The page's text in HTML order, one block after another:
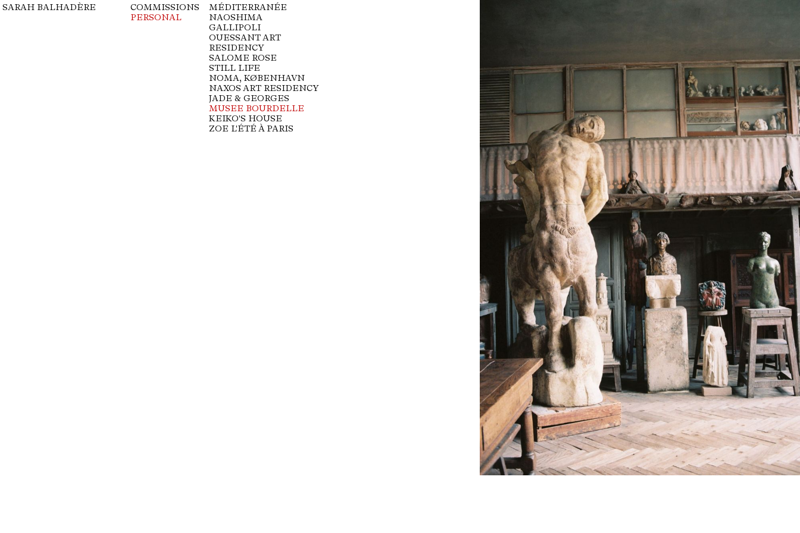
SARAH BALHADÈRE
COMMISSIONS
PERSONAL
MÉDITERRANÉE
NAOSHIMA
GALLIPOLI
OUESSANT ART
RESIDENCY
SALOME ROSE
STILL LIFE
NOMA, KØBENHAVN
NAXOS ART RESIDENCY
JADE & GEORGES
MUSEE BOURDELLE
KEIKO'S HOUSE
ZOE L'ÉTÉ À PARIS